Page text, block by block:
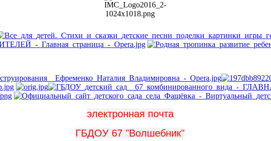
электронная почта
ГБДОУ 67 "Волшебник"